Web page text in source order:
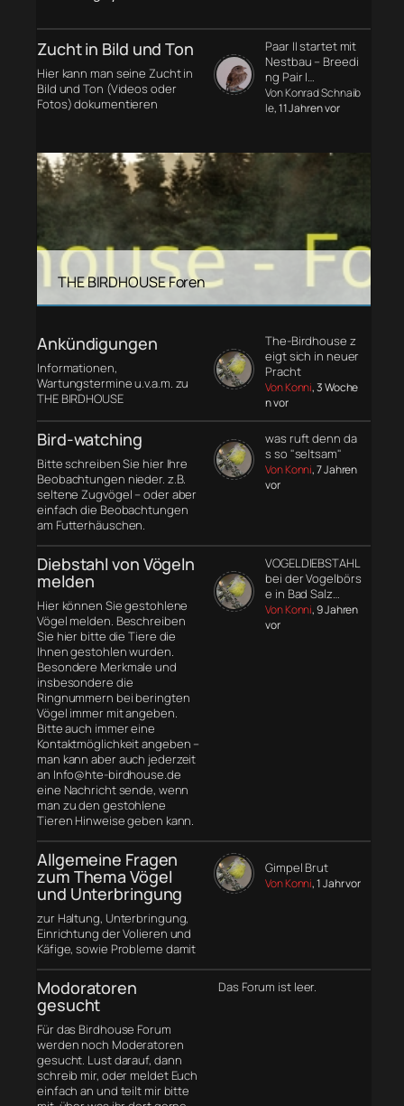
Zucht in Bild und Ton
Hier kann man seine Zucht in
Bild und Ton (Videos oder
Fotos) dokumentieren
Paar II startet mit
Nestbau – Breedi
ng Pair I…
Von Konrad Schnaib
le, 11 Jahren vor
THE BIRDHOUSE Foren
Ankündigungen
Informationen,
Wartungstermine u.v.a.m. zu
THE BIRDHOUSE
The-Birdhouse z
eigt sich in neuer
Pracht
Von Konni, 3 Woche
n vor
Bird-watching
Bitte schreiben Sie hier Ihre
Beobachtungen nieder. z.B.
seltene Zugvögel – oder aber
einfach die Beobachtungen
am Futterhäuschen.
was ruft denn da
s so "seltsam"
Von Konni, 7 Jahren
vor
Diebstahl von Vögeln
melden
Hier können Sie gestohlene
Vögel melden. Beschreiben
Sie hier bitte die Tiere die
Ihnen gestohlen wurden.
Besondere Merkmale und
insbesondere die
Ringnummern bei beringten
Vögel immer mit angeben.
Bitte auch immer eine
Kontaktmöglichkeit angeben –
man kann aber auch jederzeit
an Info@hte-birdhouse.de
eine Nachricht sende, wenn
man zu den gestohlene
Tieren Hinweise geben kann.
VOGELDIEBSTAHL
bei der Vogelbörs
e in Bad Salz…
Von Konni, 9 Jahren
vor
Allgemeine Fragen
zum Thema Vögel
und Unterbringung
zur Haltung, Unterbringung,
Einrichtung der Volieren und
Käfige, sowie Probleme damit
Gimpel Brut
Von Konni, 1 Jahr vor
Modoratoren
gesucht
Für das Birdhouse Forum
werden noch Moderatoren
gesucht. Lust darauf, dann
schreib mir, oder meldet Euch
einfach an und teilt mir bitte
Das Forum ist leer.